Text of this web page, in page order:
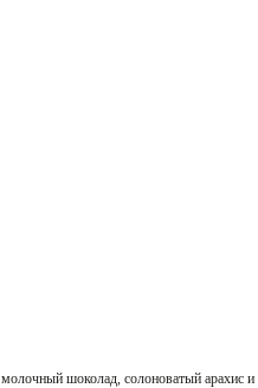
шоколад, солоноватый арахис и